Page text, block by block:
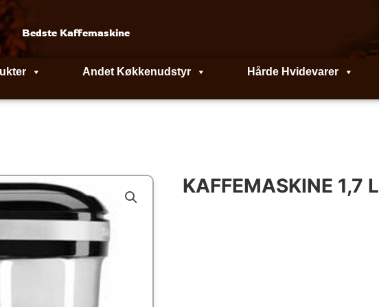
Bedste Kaffemaskine
Andet Køkkenudstyr Hårde Hvidevarer
KAFFEMASKINE 1,7 L